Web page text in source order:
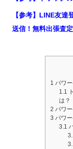
【参考】LINE友達
送信！無料出張査
1 パワ
1.1
は？
2 パワ
3 パワ
3.1